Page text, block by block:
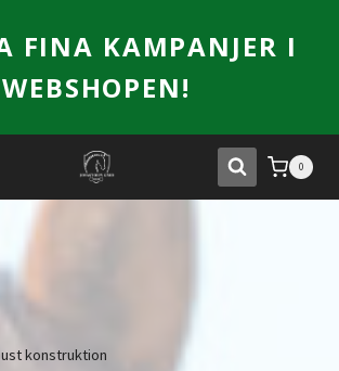
FINA KAMPANJER I
WEBSHOPEN!
0
konstruktion